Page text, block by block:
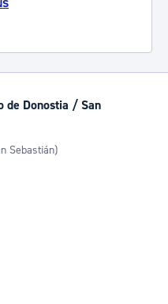
de Donostia / San
Sebastián)